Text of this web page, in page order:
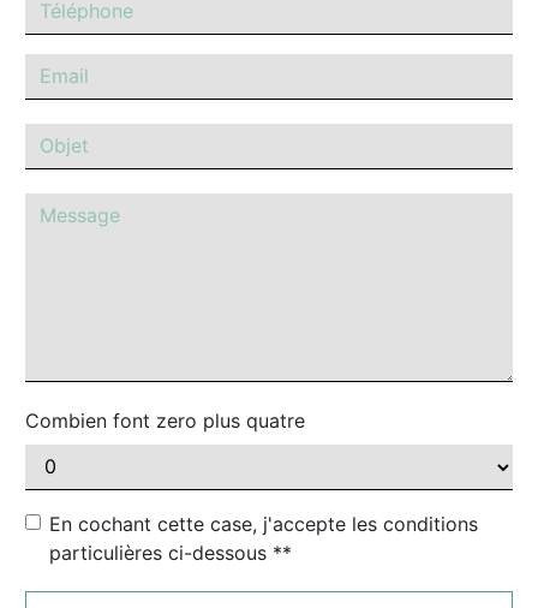
Combien font zero plus quatre
En cochant cette case, j'accepte les conditions
particulières ci-dessous **